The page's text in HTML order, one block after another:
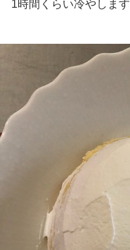
1時間くらい冷やします